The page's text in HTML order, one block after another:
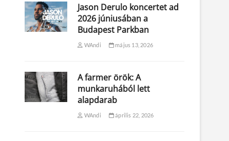
Jason Derulo koncertet ad
2026 júniusában a
Budapest Parkban
WAndi május 13, 2026
A farmer örök: A
munkaruhából lett
alapdarab
WAndi április 22, 2026